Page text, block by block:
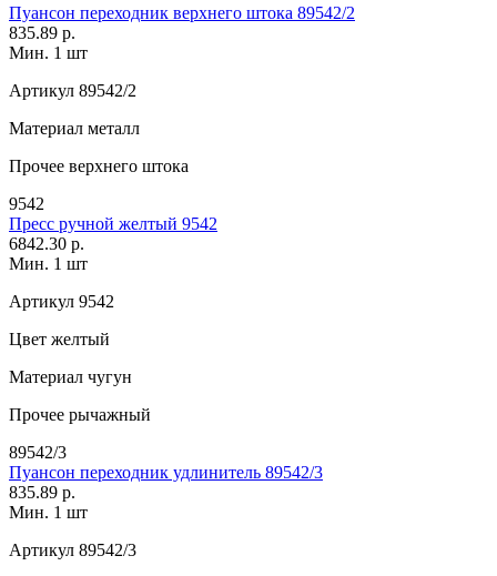
Пуансон переходник верхнего штока 89542/2
835.89 р.
Мин. 1 шт
Артикул 89542/2
Материал металл
Прочее верхнего штока
9542
Пресс ручной желтый 9542
6842.30 р.
Мин. 1 шт
Артикул 9542
Цвет желтый
Материал чугун
Прочее рычажный
89542/3
Пуансон переходник удлинитель 89542/3
835.89 р.
Мин. 1 шт
Артикул 89542/3